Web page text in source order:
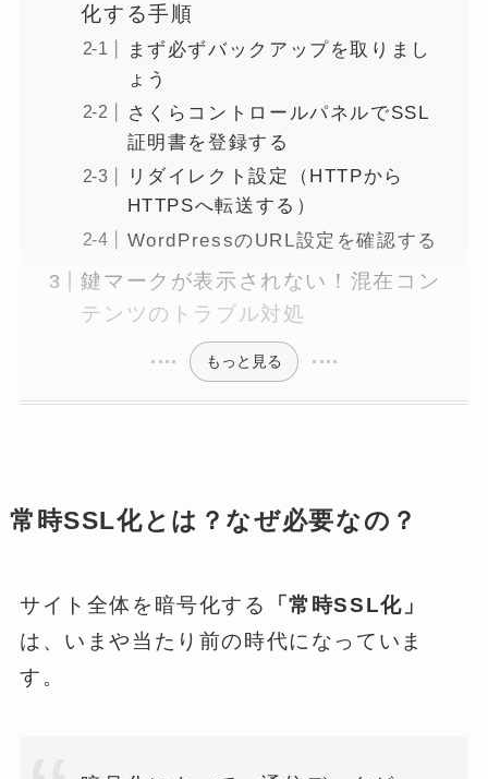
化する手順
まず必ずバックアップを取りまし
ょう
さくらコントロールパネルでSSL
証明書を登録する
リダイレクト設定（HTTPから
HTTPSへ転送する）
WordPressのURL設定を確認する
鍵マークが表示されない！混在コン
テンツのトラブル対処
もっと見る
常時SSL化とは？なぜ必要なの？
サイト全体を暗号化する
「常時SSL化」
は、いまや当たり前の時代になっていま
す。